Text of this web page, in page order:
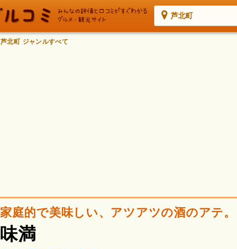
芦北町
芦北町 ジャンルすべて
家庭的で美味しい、アツアツの酒のアテ。
味満